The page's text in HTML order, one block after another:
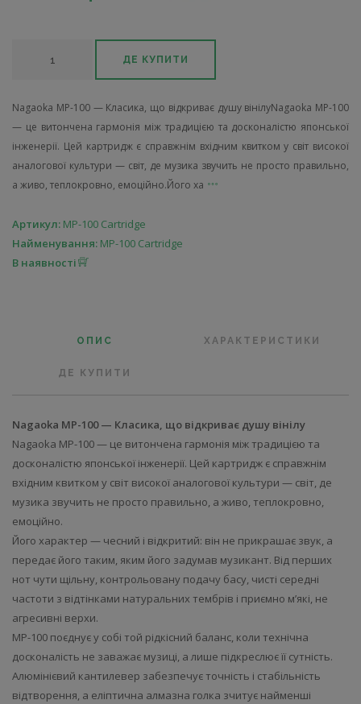
ДЕ КУПИТИ
Nagaoka MP-100 — Класика, що відкриває душу вінілуNagaoka MP-100
— це витончена гармонія між традицією та досконалістю японської
інженерії. Цей картридж є справжнім вхідним квитком у світ високої
аналогової культури — світ, де музика звучить не просто правильно,
а живо, теплокровно, емоційно.Його ха
Артикул: MP-100 Cartridge
Найменування: MP-100 Cartridge
В наявності
ОПИС ХАРАКТЕРИСТИКИ
ДЕ КУПИТИ
Nagaoka MP-100 — Класика, що відкриває душу вінілу
Nagaoka MP-100 — це витончена гармонія між традицією та
досконалістю японської інженерії. Цей картридж є справжнім
вхідним квитком у світ високої аналогової культури — світ, де
музика звучить не просто правильно, а живо, теплокровно,
емоційно.
Його характер — чесний і відкритий: він не прикрашає звук, а
передає його таким, яким його задумав музикант. Від перших
нот чути щільну, контрольовану подачу басу, чисті середні
частоти з відтінками натуральних тембрів і приємно м’які, не
агресивні верхи.
MP-100 поєднує у собі той рідкісний баланс, коли технічна
досконалість не заважає музиці, а лише підкреслює її сутність.
Алюмінієвий кантилевер забезпечує точність і стабільність
відтворення, а еліптична алмазна голка зчитує найменші